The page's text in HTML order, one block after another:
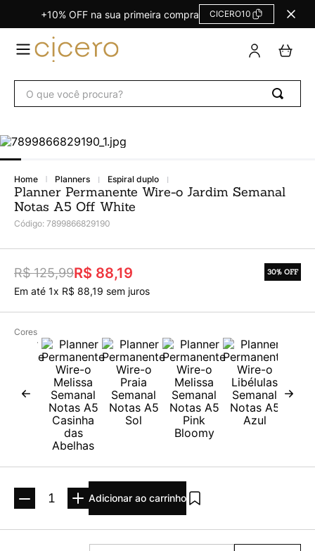
+10% OFF na sua primeira compra CICERO10
planners espiral duplo
Planner Permanente Wire-o Jardim Semanal
Notas A5 Off White
Código: 7899866829190
R$ 125,99R$ 88,19
Em até 1x R$ 88,19 sem juros
30% OFF
Cores
Adicionar ao carrinho
TERMOS
MAIS
Agendas Calendários
3ºFichário
Planner
Planner Permanente
Melissa
Caderneta
Argolado